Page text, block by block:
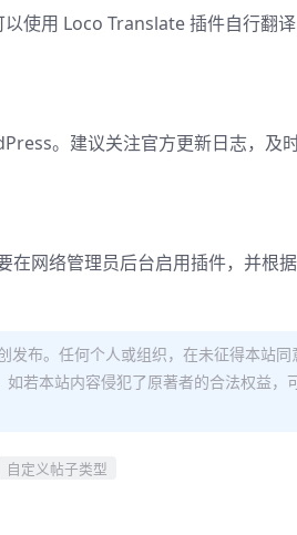
使用 Loco Translate 插件自行翻
。建议关注官方更新日志，及
网络管理员后台启用插件，并根
布。任何个人或组织，在未征得本站
若本站内容侵犯了原著者的合法权益，
自定义帖子类型